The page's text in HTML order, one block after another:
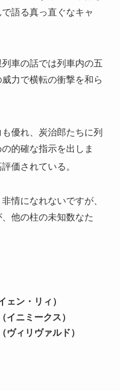
語る真っ直ぐなキャ
車の話では列車内の五
力で横転の衝撃を和ら
優れ、炭治郎たちに列
的確な指示を出しま
価されている 。
情になれないですが、
他の柱の未知数なた
ェン・リィ）
イニミークス）
ヴィリヴァルド）